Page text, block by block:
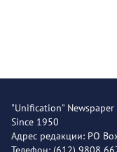
"Unification"
Since 1950
Адрес редакции: PO